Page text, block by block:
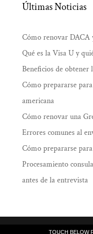
TOUCH BELOW
Últimas Noticias
Cómo renovar DACA
Qué es la Visa U y
Beneficios de obtener
Cómo prepararse
americana
Cómo renovar una
Errores comunes al
Cómo prepararse
Procesamiento
antes de la entrevista
TOUCH BELOW